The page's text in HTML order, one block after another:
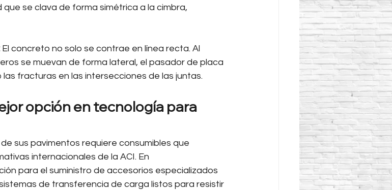
se clava de forma simétrica a la cimbra,
El concreto no solo se contrae en línea recta. Al
se muevan de forma lateral, el pasador de placa
fracturas en las intersecciones de las juntas.
opción en tecnología para
sus pavimentos requiere consumibles que
internacionales de la ACI. En
para el suministro de accesorios especializados
de transferencia de carga listos para resistir